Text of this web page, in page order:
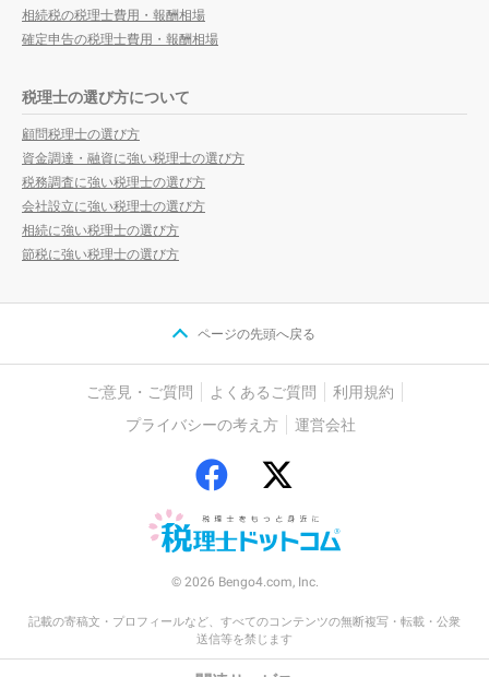
相続税の税理士費用・報酬相場
確定申告の税理士費用・報酬相場
税理士の選び方について
顧問税理士の選び方
資金調達・融資に強い税理士の選び方
税務調査に強い税理士の選び方
会社設立に強い税理士の選び方
相続に強い税理士の選び方
節税に強い税理士の選び方
ページの先頭へ戻る
ご意見・ご質問 よくあるご質問
利用規約
プライバシーの考え方
運営会社
© 2026 Bengo4.com, Inc.
記載の寄稿文・プロフィールなど、すべてのコンテンツの無断複写・転載・公衆
送信等を禁じます